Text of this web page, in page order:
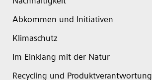
Abkommen und Initiativen
Klimaschutz
Im Einklang mit der Natur
Recycling und Produktverantwortung